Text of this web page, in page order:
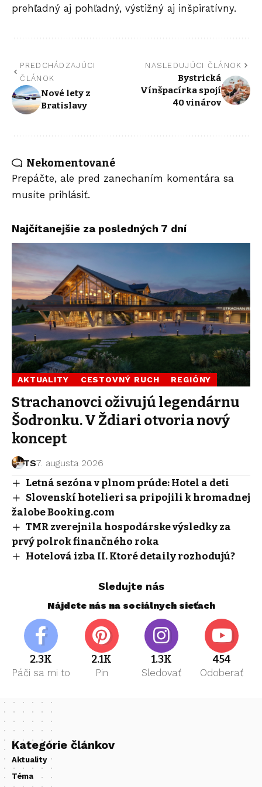
prehľadný aj pohľadný, výstižný aj inšpiratívny.
PREDCHÁDZAJÚCI
ČLÁNOK
Nové lety z
Bratislavy
NASLEDUJÚCI ČLÁNOK
Bystrická
Vínšpacírka spojí
40 vinárov
Nekomentované
Prepáčte, ale pred zanechaním komentára sa
musíte prihlásiť.
Najčítanejšie za posledných 7 dní
AKTUALITY CESTOVNÝ RUCH REGIÓNY
Strachanovci oživujú legendárnu
Šodronku. V Ždiari otvoria nový
koncept
TS7. augusta 2026
Letná sezóna v plnom prúde: Hotel a deti
Slovenskí hotelieri sa pripojili k hromadnej
žalobe Booking.com
TMR zverejnila hospodárske výsledky za
prvý polrok finančného roka
Hotelová izba II. Ktoré detaily rozhodujú?
Sledujte nás
Nájdete nás na sociálnych sieťach
2.3K
Páči sa mi to
2.1K
Pin
1.3K
Sledovať
454
Odoberať
Kategórie článkov
Aktuality
Téma